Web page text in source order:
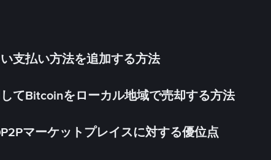
支払い方法を追加する方法
てBitcoinをローカル地域で売却する方法
マーケットプレイスに対する優位点